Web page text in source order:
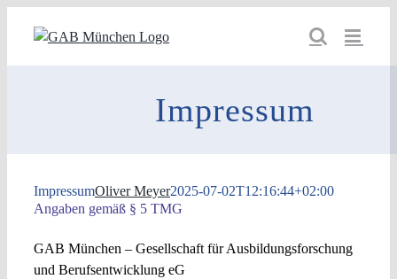
Inhalt
Impressum
ImpressumOliver Meyer2025-07-02T12:16:44+02:00
Angaben gemäß § 5 TMG
GAB München – Gesellschaft für Ausbildungsforschung
und Berufsentwicklung eG